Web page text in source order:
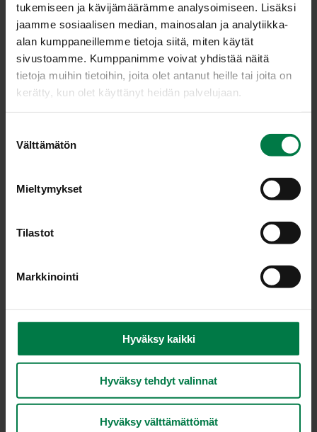
tukemiseen ja kävijämäärämme analysoimiseen. Lisäksi
jaamme sosiaalisen median, mainosalan ja analytiikka-
alan kumppaneillemme tietoja siitä, miten käytät
sivustoamme. Kumppanimme voivat yhdistää näitä
tietoja muihin tietoihin, joita olet antanut heille tai joita on
kerätty, kun olet käyttänyt heidän palvelujaan.
Välttämätön
Mieltymykset
Tilastot
Markkinointi
Hyväksy kaikki
Hyväksy tehdyt valinnat
Hyväksy välttämättömät
Kuva: Kotimaiset Kasvikset ry / Tommy Selin